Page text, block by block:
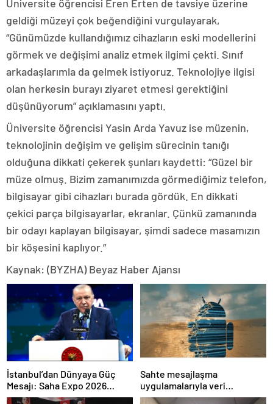
Üniversite öğrencisi Eren Erten de tavsiye üzerine
geldiği müzeyi çok beğendiğini vurgulayarak,
“Günümüzde kullandığımız cihazların eski modellerini
görmek ve değişimi analiz etmek ilgimi çekti. Sınıf
arkadaşlarımla da gelmek istiyoruz. Teknolojiye ilgisi
olan herkesin burayı ziyaret etmesi gerektiğini
düşünüyorum” açıklamasını yaptı.
Üniversite öğrencisi Yasin Arda Yavuz ise müzenin,
teknolojinin değişim ve gelişim sürecinin tanığı
olduğuna dikkati çekerek şunları kaydetti: “Güzel bir
müze olmuş. Bizim zamanımızda görmediğimiz telefon,
bilgisayar gibi cihazları burada gördük. En dikkati
çekici parça bilgisayarlar, ekranlar. Çünkü zamanında
bir odayı kaplayan bilgisayar, şimdi sadece masamızın
bir köşesini kaplıyor.”
Kaynak: (BYZHA) Beyaz Haber Ajansı
İstanbul’dan Dünyaya Güç
Mesajı: Saha Expo 2026
Rekorlarla Kapılarını Kapattı
Sahte mesajlaşma
uygulamalarıyla veri
sızdırıyorlar- Haber Şafak